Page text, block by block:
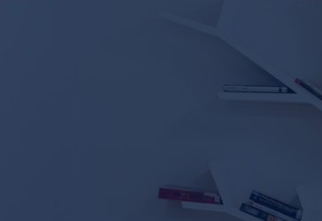
Newsletter
biblioteki